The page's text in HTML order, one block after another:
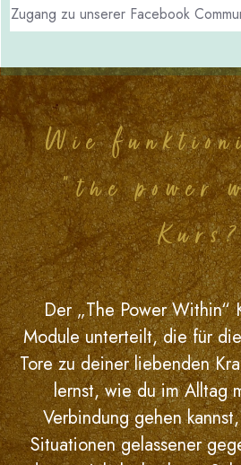
Zugang zu unserer Facebook
Wie
"the power
Kurs?
Der „The Power Within“
Module unterteilt, die für
Tore zu deiner liebenden
lernst, wie du im Alltag
Verbindung gehen
Situationen gelassener